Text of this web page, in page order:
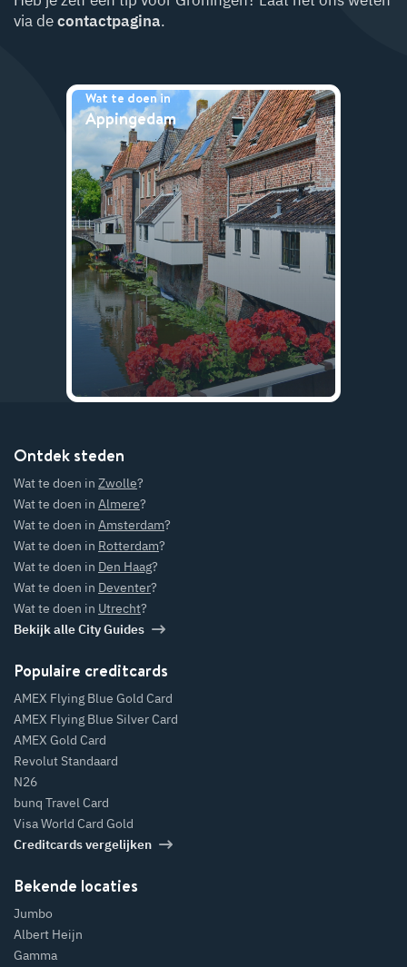
via decontactpagina.
Wat te doen in
Appingedam
Ontdek steden
Wat te doen in Zwolle?
Wat te doen in Almere?
Wat te doen in Amsterdam?
Wat te doen in Rotterdam?
Wat te doen in Den Haag?
Wat te doen in Deventer?
Wat te doen in Utrecht?
Bekijk alle City Guides
Populaire creditcards
AMEX Flying Blue Gold Card
AMEX Flying Blue Silver Card
AMEX Gold Card
Revolut Standaard
N26
bunq Travel Card
Visa World Card Gold
Creditcards vergelijken
Bekende locaties
Jumbo
Albert Heijn
Gamma